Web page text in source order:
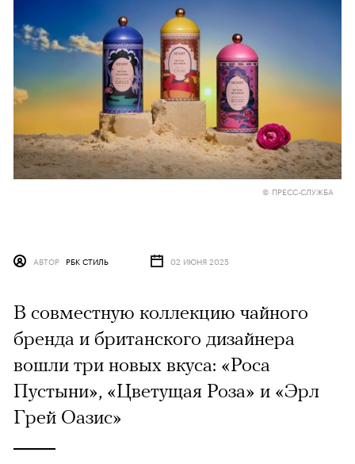
© ПРЕСС-СЛУЖБА
АВТОР РБК СТИЛЬ 02 ИЮНЯ 2025
В совместную коллекцию чайного
бренда и британского дизайнера
вошли три новых вкуса: «Роса
Пустыни», «Цветущая Роза» и «Эрл
Грей Оазис»